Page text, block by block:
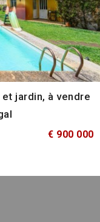
jardin, à vendre
€ 900 000